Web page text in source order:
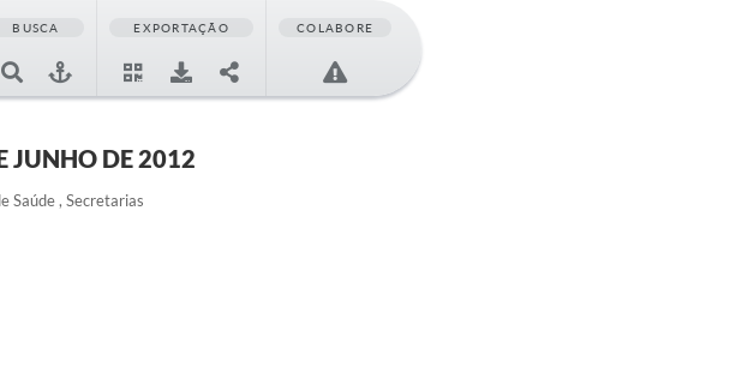
BUSCA EXPORTAÇÃO COLABORE
JUNHO DE 2012
Saúde , Secretarias